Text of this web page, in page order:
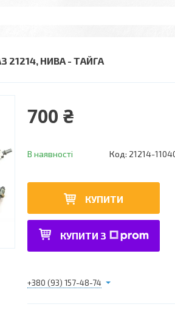
21214, НИВА - ТАЙГА
700 ₴
В наявності Код: 21214-
КУПИТИ
КУПИТИ З
+380 (93) 157-48-74